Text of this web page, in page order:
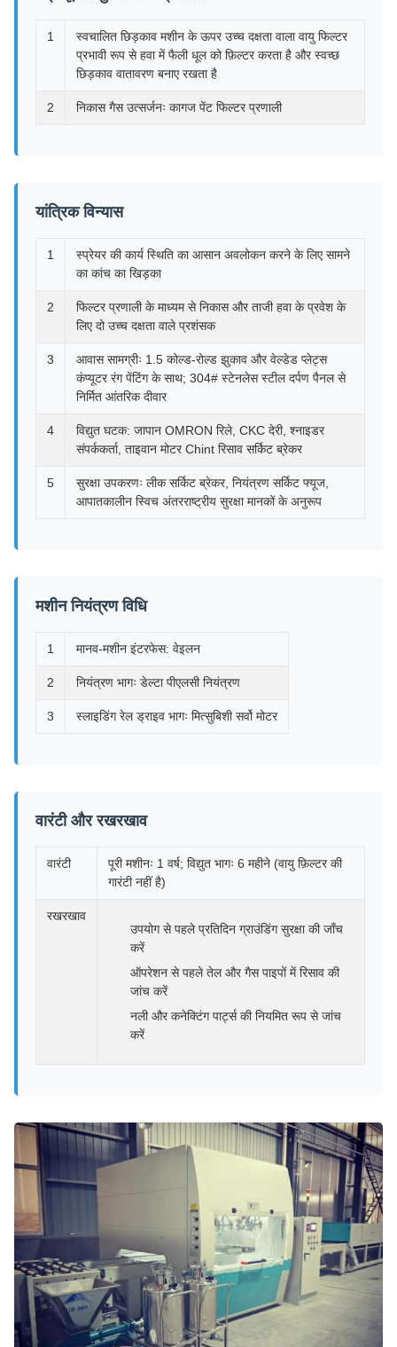
1
स्वचालित छिड़काव मशीन के ऊपर उच्च दक्षता वाला वायु फिल्टर
प्रभावी रूप से हवा में फैली धूल को फ़िल्टर करता है और स्वच्छ
छिड़काव वातावरण बनाए रखता है
2 निकास गैस उत्सर्जनः कागज पेंट फिल्टर प्रणाली
यांत्रिक विन्यास
1
स्प्रेयर की कार्य स्थिति का आसान अवलोकन करने के लिए सामने
का कांच का खिड़का
2
फिल्टर प्रणाली के माध्यम से निकास और ताजी हवा के प्रवेश के
लिए दो उच्च दक्षता वाले प्रशंसक
3
आवास सामग्रीः 1.5 कोल्ड-रोल्ड झुकाव और वेल्डेड प्लेट्स
कंप्यूटर रंग पेंटिंग के साथ; 304# स्टेनलेस स्टील दर्पण पैनल से
निर्मित आंतरिक दीवार
4
विद्युत घटक: जापान OMRON रिले, CKC देरी, श्नाइडर
संपर्ककर्ता, ताइवान मोटर Chint रिसाव सर्किट ब्रेकर
5
सुरक्षा उपकरणः लीक सर्किट ब्रेकर, नियंत्रण सर्किट फ्यूज,
आपातकालीन स्विच अंतरराष्ट्रीय सुरक्षा मानकों के अनुरूप
मशीन नियंत्रण विधि
1 मानव-मशीन इंटरफेस: वेइलन
2 नियंत्रण भागः डेल्टा पीएलसी नियंत्रण
3 स्लाइडिंग रेल ड्राइव भागः मित्सुबिशी सर्वो मोटर
वारंटी और रखरखाव
वारंटी
पूरी मशीनः 1 वर्ष; विद्युत भागः 6 महीने (वायु फ़िल्टर की
गारंटी नहीं है)
रखरखाव
उपयोग से पहले प्रतिदिन ग्राउंडिंग सुरक्षा की जाँच
करें
ऑपरेशन से पहले तेल और गैस पाइपों में रिसाव की
जांच करें
नली और कनेक्टिंग पार्ट्स की नियमित रूप से जांच
करें